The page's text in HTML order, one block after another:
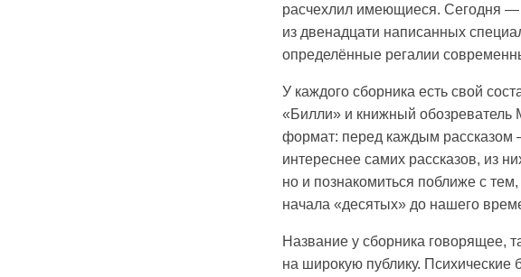
расчехлил имеющиеся. Сегодня —
из двенадцати написанных
определённые регалии
У каждого сборника есть свой
«Билли» и книжный
формат: перед каждым рассказом
интереснее самих рассказов, из
но и познакомиться поближе с
начала «десятых» до нашего
Название у сборника говорящее,
на широкую публику. Психические